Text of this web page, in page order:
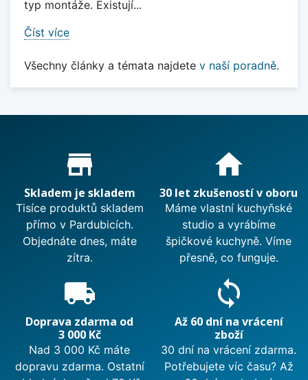
typ montáže. Existují...
Číst více
Všechny články a témata najdete v naší poradně.
Proč nakupovat u nás?
store_mall_directory
Skladem je skladem
Tisíce produktů skladem
přímo v Pardubicích.
Objednáte dnes, máte
zítra.
home
30 let zkušeností v oboru
Máme vlastní kuchyňské
studio a vyrábíme
špičkové kuchyně. Víme
přesně, co funguje.
local_shipping
Doprava zdarma od
3 000 Kč
Nad 3 000 Kč máte
dopravu zdarma. Ostatní
sync
Až 60 dní na vrácení
zboží
30 dní na vrácení zdarma.
Potřebujete víc času? Až